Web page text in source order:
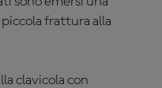
frattura alla
clavicola con